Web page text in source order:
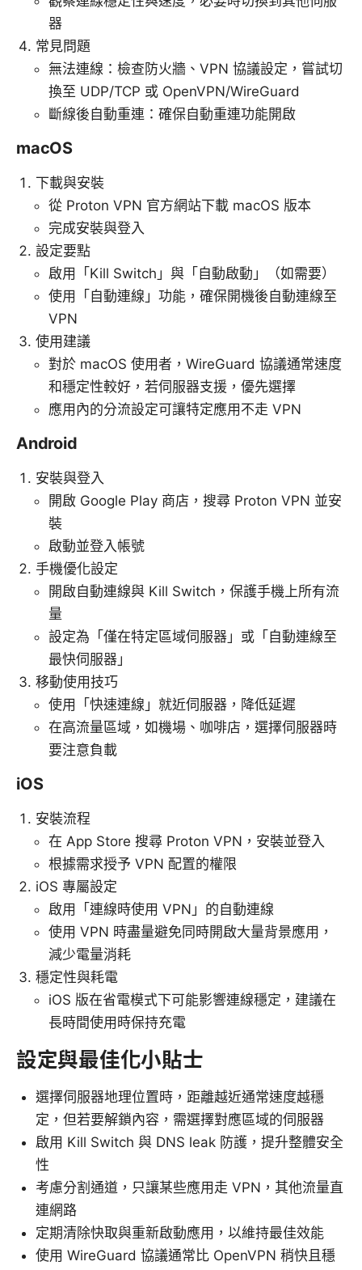
器
常見問題
無法連線：檢查防火牆、VPN 協議設定，嘗試切
換至 UDP/TCP 或 OpenVPN/WireGuard
斷線後自動重連：確保自動重連功能開啟
macOS
下載與安裝
從 Proton VPN 官方網站下載 macOS 版本
完成安裝與登入
設定要點
啟用「Kill Switch」與「自動啟動」（如需要）
使用「自動連線」功能，確保開機後自動連線至
VPN
使用建議
對於 macOS 使用者，WireGuard 協議通常速度
和穩定性較好，若伺服器支援，優先選擇
應用內的分流設定可讓特定應用不走 VPN
Android
安裝與登入
開啟 Google Play 商店，搜尋 Proton VPN 並安
裝
啟動並登入帳號
手機優化設定
開啟自動連線與 Kill Switch，保護手機上所有流
量
設定為「僅在特定區域伺服器」或「自動連線至
最快伺服器」
移動使用技巧
使用「快速連線」就近伺服器，降低延遲
在高流量區域，如機場、咖啡店，選擇伺服器時
要注意負載
iOS
安裝流程
在 App Store 搜尋 Proton VPN，安裝並登入
根據需求授予 VPN 配置的權限
iOS 專屬設定
啟用「連線時使用 VPN」的自動連線
使用 VPN 時盡量避免同時開啟大量背景應用，
減少電量消耗
穩定性與耗電
iOS 版在省電模式下可能影響連線穩定，建議在
長時間使用時保持充電
設定與最佳化小貼士
選擇伺服器地理位置時，距離越近通常速度越穩
定，但若要解鎖內容，需選擇對應區域的伺服器
啟用 Kill Switch 與 DNS leak 防護，提升整體安全
性
考慮分割通道，只讓某些應用走 VPN，其他流量直
連網路
定期清除快取與重新啟動應用，以維持最佳效能
使用 WireGuard 協議通常比 OpenVPN 稍快且穩